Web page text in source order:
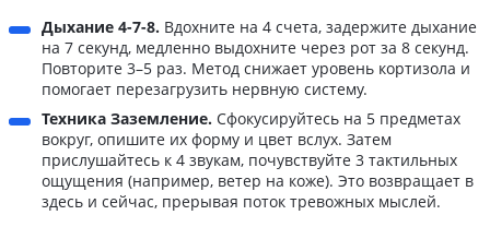
Дыхание 4-7-8. Вдохните на 4 счета, задержите дыхание
на 7 секунд, медленно выдохните через рот за 8 секунд.
Повторите 3–5 раз. Метод снижает уровень кортизола и
помогает перезагрузить нервную систему.
Техника Заземление. Сфокусируйтесь на 5 предметах
вокруг, опишите их форму и цвет вслух. Затем
прислушайтесь к 4 звукам, почувствуйте 3 тактильных
ощущения (например, ветер на коже). Это возвращает в
здесь и сейчас, прерывая поток тревожных мыслей.